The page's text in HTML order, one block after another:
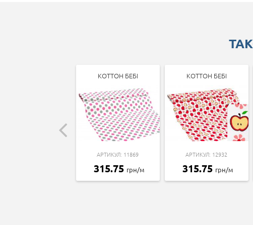
КОТТОН БЕБІ
АРТИКУЛ: 11869
315.75 грн/м
КОТТОН БЕБІ
АРТИКУЛ: 12932
315.75 грн/м